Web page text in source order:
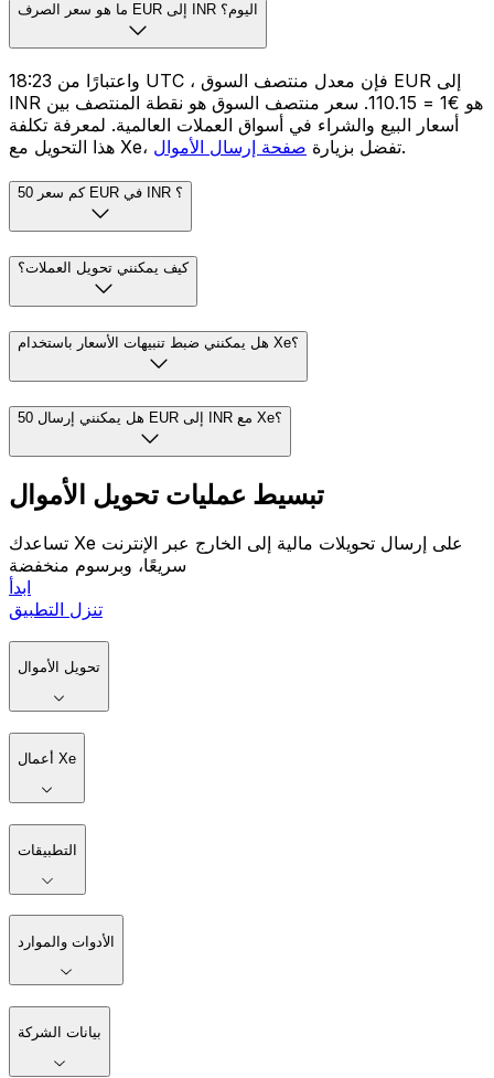
ما هو سعر الصرف EUR إلى INR اليوم؟
واعتبارًا من 18:23 UTC ، فإن معدل منتصف السوق EUR إلى
INR هو €1 = ₹110.15. سعر منتصف السوق هو نقطة المنتصف بين
أسعار البيع والشراء في أسواق العملات العالمية. لمعرفة تكلفة
هذا التحويل مع Xe، تفضل بزيارة صفحة إرسال الأموال .
كم سعر 50 EUR في INR ؟
كيف يمكنني تحويل العملات؟
هل يمكنني ضبط تنبيهات الأسعار باستخدام Xe؟
هل يمكنني إرسال 50 EUR إلى INR مع Xe؟
تبسيط عمليات تحويل الأموال
تساعدك Xe على إرسال تحويلات مالية إلى الخارج عبر الإنترنت
سريعًا، وبرسوم منخفضة
ابدأ
تنزل التطبيق
تحويل الأموال
أعمال Xe
التطبيقات
الأدوات والموارد
بيانات الشركة